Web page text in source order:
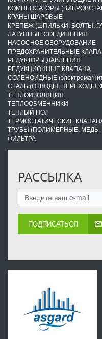
КОМПЕНСАТОРЫ
КРАНЫ ШАРОВЫЕ
КРЕПЕЖ (ШПИЛЬКИ, БОЛТЫ,
ЛАТУННЫЕ СОЕДИНЕНИЯ
НАСОСНОЕ ОБОРУДОВАНИЕ
ПРЕДОХРАНИТЕЛЬНЫЕ
РЕДУКТОРЫ ДАВЛЕНИЯ
РЕДУКЦИОННЫЕ КЛАПАНА
СОЛЕНОИДНЫЕ
СТАЛЬ (ОТВОДЫ, ПЕРЕХОДЫ,
ТЕПЛОИЗОЛЯЦИЯ
ТЕПЛООБМЕННИКИ
ТЕПЛЫЙ ПОЛ
ТЕРМОСТАТИЧЕСКИЕ
ТРУБЫ (ПОЛИМЕРНЫЕ, МЕДЬ,
ФИЛЬТРА
РАССЫЛКА
ПОДПИСАТЬСЯ